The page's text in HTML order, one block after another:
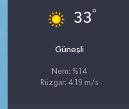
33°
Güneşli
Nem: %14
Rüzgar: 4.19 m/s